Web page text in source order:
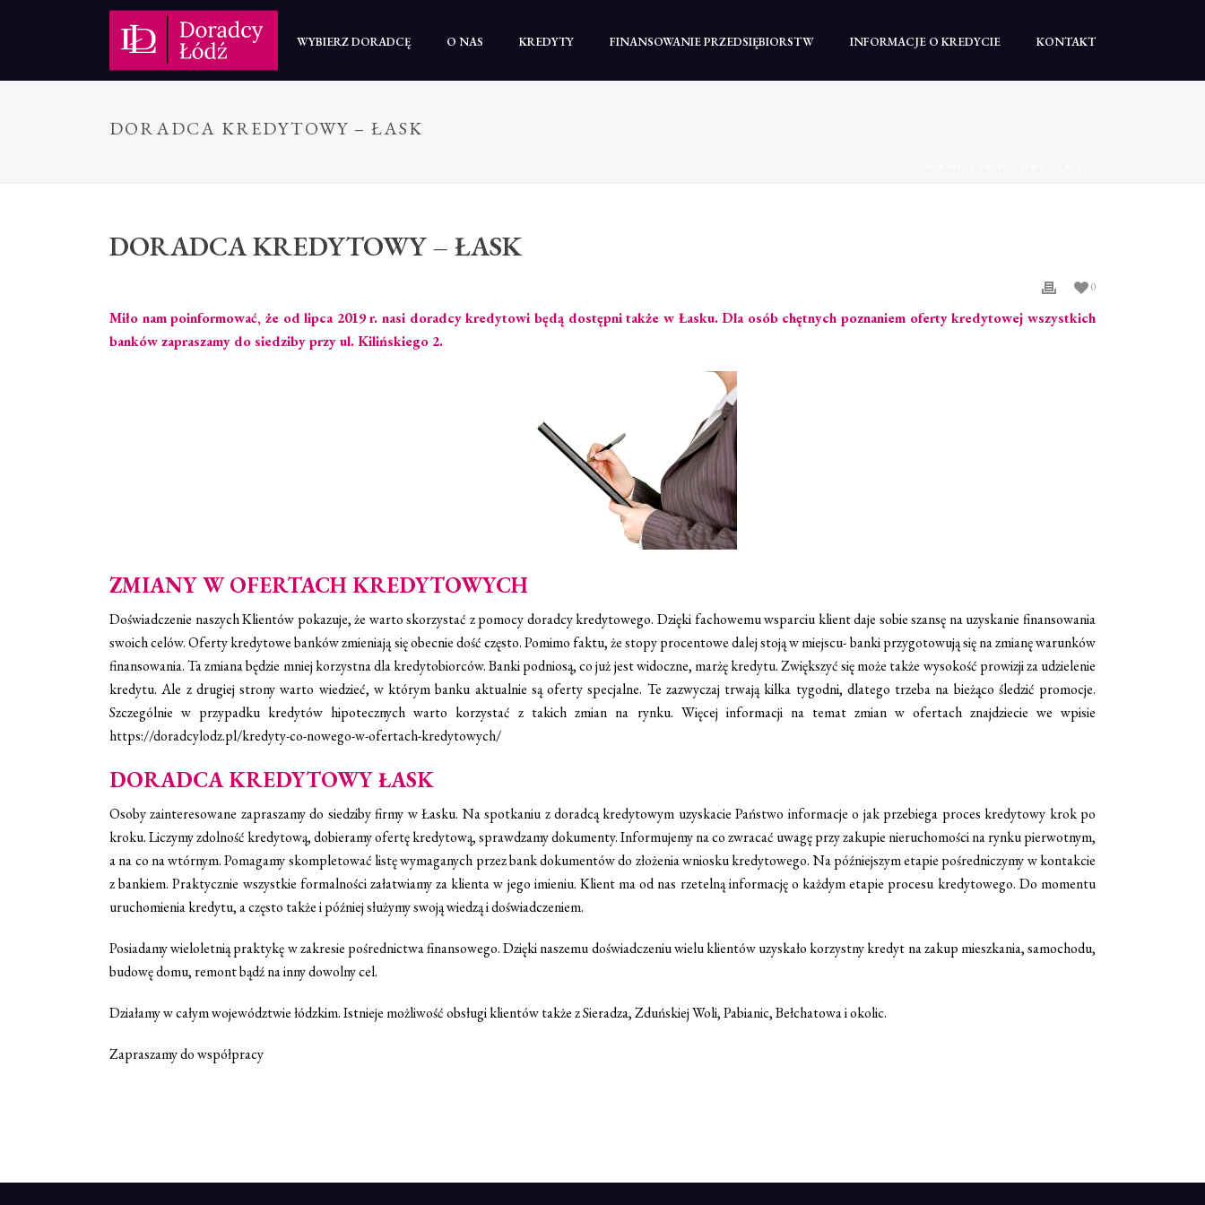
WYBIERZ DORADCĘ O NAS KREDYTY FINANSOWANIE PRZEDSIĘBIORSTW INFORMACJE O KREDYCIE KONTAKT
DORADCA KREDYTOWY – ŁASK
DORADCA KREDYTOWY – ŁASK
0
Miło nam poinformować, że od lipca 2019 r. nasi doradcy kredytowi będą dostępni także w Łasku. Dla osób chętnych poznaniem oferty kredytowej wszystkich
banków zapraszamy do siedziby przy ul. Kilińskiego 2.
ZMIANY W OFERTACH KREDYTOWYCH
Doświadczenie naszych Klientów pokazuje, że warto skorzystać z pomocy doradcy kredytowego. Dzięki fachowemu wsparciu klient daje sobie szansę na uzyskanie finansowania
swoich celów. Oferty kredytowe banków zmieniają się obecnie dość często. Pomimo faktu, że stopy procentowe dalej stoją w miejscu- banki przygotowują się na zmianę warunków
finansowania. Ta zmiana będzie mniej korzystna dla kredytobiorców. Banki podniosą, co już jest widoczne, marżę kredytu. Zwiększyć się może także wysokość prowizji za udzielenie
kredytu. Ale z drugiej strony warto wiedzieć, w którym banku aktualnie są oferty specjalne. Te zazwyczaj trwają kilka tygodni, dlatego trzeba na bieżąco śledzić promocje.
Szczególnie w przypadku kredytów hipotecznych warto korzystać z takich zmian na rynku. Więcej informacji na temat zmian w ofertach znajdziecie we wpisie
https://doradcylodz.pl/kredyty-co-nowego-w-ofertach-kredytowych/
DORADCA KREDYTOWY ŁASK
Osoby zainteresowane zapraszamy do siedziby firmy w Łasku. Na spotkaniu z doradcą kredytowym uzyskacie Państwo informacje o jak przebiega proces kredytowy krok po
kroku. Liczymy zdolność kredytową, dobieramy ofertę kredytową, sprawdzamy dokumenty. Informujemy na co zwracać uwagę przy zakupie nieruchomości na rynku pierwotnym,
a na co na wtórnym. Pomagamy skompletować listę wymaganych przez bank dokumentów do złożenia wniosku kredytowego. Na późniejszym etapie pośredniczymy w kontakcie
z bankiem. Praktycznie wszystkie formalności załatwiamy za klienta w jego imieniu. Klient ma od nas rzetelną informację o każdym etapie procesu kredytowego. Do momentu
uruchomienia kredytu, a często także i później służymy swoją wiedzą i doświadczeniem.
Posiadamy wieloletnią praktykę w zakresie pośrednictwa finansowego. Dzięki naszemu doświadczeniu wielu klientów uzyskało korzystny kredyt na zakup mieszkania, samochodu,
budowę domu, remont bądź na inny dowolny cel.
Działamy w całym województwie łódzkim. Istnieje możliwość obsługi klientów także z Sieradza, Zduńskiej Woli, Pabianic, Bełchatowa i okolic.
Zapraszamy do współpracy